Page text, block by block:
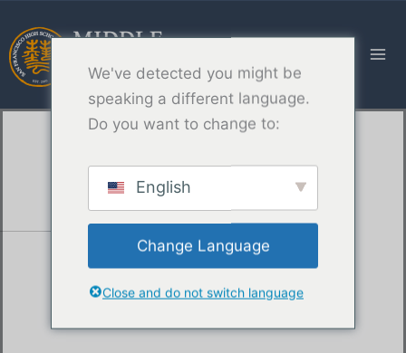
内
容
We've detected you might be
speaking a different language.
Do you want to change to:
English
Change Language
Close and do not switch language